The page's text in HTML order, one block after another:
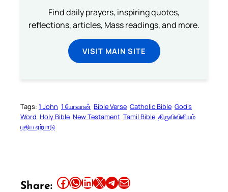
Find daily prayers, inspiring quotes,
reflections, articles, Mass readings, and more.
VISIT MAIN SITE
Tags: 1 John 1 யோவான் Bible Verse Catholic Bible God’s
Word Holy Bible New Testament Tamil Bible திருவிவிலியம்
புதிய ஏற்பாடு
Share: Share this article on Facebook Share this article on WhatsApp Share this article on LinkedIn Share this article on X Share this article on TelegramEmail this Article